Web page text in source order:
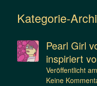
Kategorie-
Pearl Girl
inspiriert
Veröffentlicht am
Keine